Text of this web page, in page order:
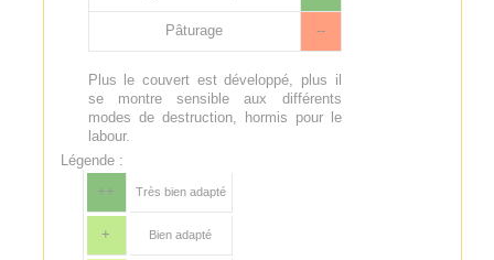
Pâturage --
Plus le couvert est développé, plus il
se montre sensible aux différents
modes de destruction, hormis pour le
labour.
Légende :
++
Très bien adapté
+ Bien adapté